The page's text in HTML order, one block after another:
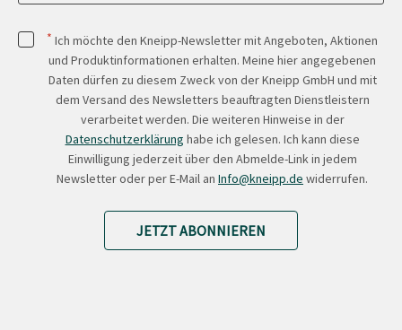
* Ich möchte den Kneipp-Newsletter mit Angeboten, Aktionen
und Produktinformationen erhalten. Meine hier angegebenen
Daten dürfen zu diesem Zweck von der Kneipp GmbH und mit
dem Versand des Newsletters beauftragten Dienstleistern
verarbeitet werden. Die weiteren Hinweise in der
Datenschutzerklärung habe ich gelesen. Ich kann diese
Einwilligung jederzeit über den Abmelde-Link in jedem
Newsletter oder per E-Mail an Info@kneipp.de widerrufen.
JETZT ABONNIEREN